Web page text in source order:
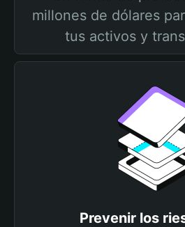
millones de dólares
tus activos y
Prevenir los